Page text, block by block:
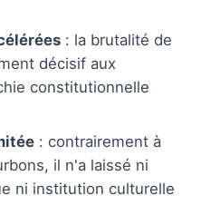
: la brutalité de
décisif aux
constitutionnelle
: contrairement à
il n'a laissé ni
ni institution culturelle